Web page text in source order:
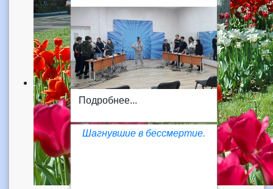
Подробнее...
Шагнувшие в бессмертие.